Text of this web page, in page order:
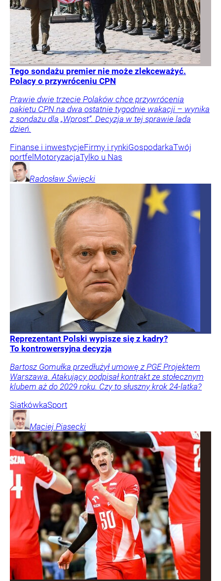
Tego sondażu premier nie może zlekceważyć.
Polacy o przywróceniu CPN
Prawie dwie trzecie Polaków chce przywrócenia
pakietu CPN na dwa ostatnie tygodnie wakacji – wynika
z sondażu dla „Wprost”. Decyzja w tej sprawie lada
dzień.
Finanse i inwestycjeFirmy i rynkiGospodarkaTwój
portfel MotoryzacjaTylko u Nas
Radosław Święcki
Reprezentant Polski wypisze się z kadry?
To kontrowersyjna decyzja
Bartosz Gomułka przedłużył umowę z PGE Projektem
Warszawa. Atakujący podpisał kontrakt ze stołecznym
klubem aż do 2029 roku. Czy to słuszny krok 24-latka?
SiatkówkaSport
Maciej Piasecki